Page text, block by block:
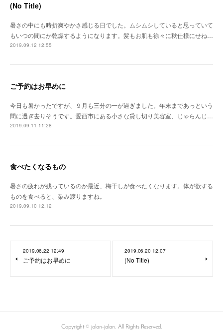
(No Title)
暑さの中にも時折爽やかさ感じる日でした。ムシムシしていると思っていて
もいつの間にか乾燥するようになります。髪もお肌も徐々に秋仕様にせね…
2019.09.12 12:55
ご予約はお早めに
今日も暑かったですが、９月も三分の一が過ぎました。年末まであっという
間に過ぎ去りそうです。愛西市にある小さな貸し切り美容室、じゃらんじ…
2019.09.11 11:28
食べたくなるもの
暑さの疲れが残っているのか最近、梅干しが食べたくなります。体が欲する
ものを食べると、染み渡りますね。
2019.09.10 12:12
2019.06.22 12:49
ご予約はお早めに
2019.06.20 12:07
(No Title)
Copyright © jalan-jalan. All Rights Reserved.